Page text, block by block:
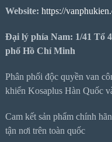
Website: https://
Đại lý phía Nam: 1/41 Tổ
phố Hồ Chí Minh
Phân phối độc quyền van
khiển Kosaplus Hàn Quốc
Cam kết sản phẩm chính
tận nơi trên toàn quốc